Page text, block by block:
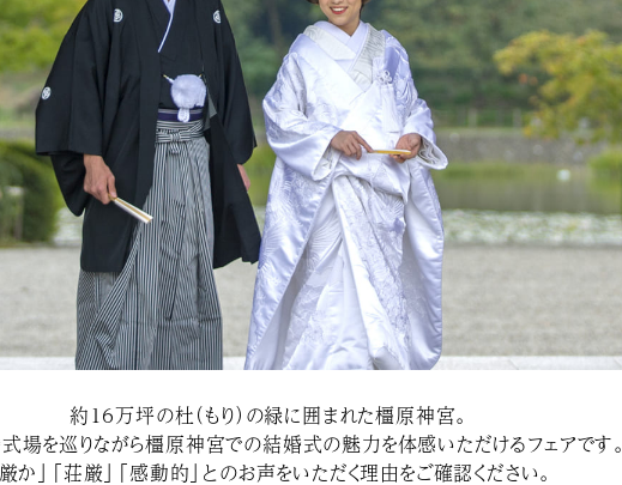
約１６万坪の杜（もり）の緑に囲まれた橿原神宮。
場を巡りながら橿原神宮での結婚式の魅力を体感いただけるフェアです。
か」「荘厳」「感動的」とのお声をいただく理由をご確認ください。